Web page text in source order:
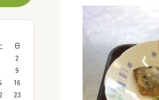
日
2
9
16
23